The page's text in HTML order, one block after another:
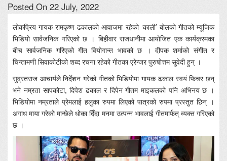
Posted On 22 July, 2022
लोकप्रिय गायक रामकृष्ण ढकालको आवाजमा रहेको ‘काली’ बोलको गीतको म्यूजिक
भिडियो सार्वजनिक गरिएको छ । बिहीवार राजधानीमा आयोजित एक कार्यक्रमका
बीच सार्वजनिक गरिएको गीत वियोगान्त भावको छ । दीपक शर्माको संगीत र
चिन्तामणी सिवाकोटीको शब्द रचना रहेको गीतका एरेन्जर पुरुषोत्तम सुवेदी हुन् ।
सुव्रतराज आचार्यले निर्देशन गरेको गीतको भिडियोमा गायक ढकाल स्वयं फिचर छन्
भने नम्रता सापकोटा, दिपेश ढकाल र दिपेन गौतम माइकलको पनि अभिनय छ ।
भिडियोमा नम्रताले प्रेमलाई हलुका रुपमा लिएको पात्रको रुपमा प्रस्तुत छिन् ।
अगाध माया गरेको मान्छेले धोका दिँदा मनमा उत्पन्न भावलाई गीतमार्फत् व्यक्त गरिएको
छ ।